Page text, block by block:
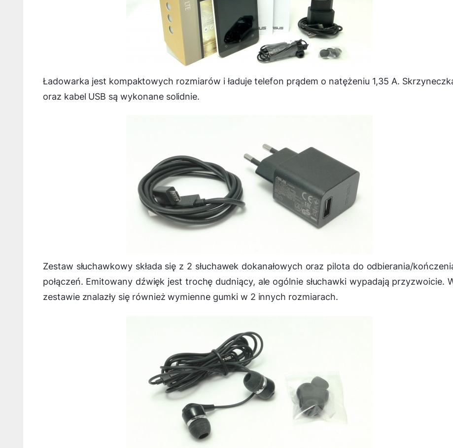
Ładowarka jest kompaktowych rozmiarów i ładuje telefon prądem o natężeniu 1,35 A.
oraz kabel USB są wykonane solidnie.
Zestaw słuchawkowy składa się z 2 słuchawek dokanałowych oraz pilota do odbierania/
połączeń. Emitowany dźwięk jest trochę dudniący, ale ogólnie słuchawki wypadają przyzwoicie.
zestawie znalazły się również wymienne gumki w 2 innych rozmiarach.